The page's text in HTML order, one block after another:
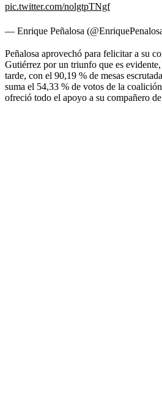
pic.twitter.com/nolgtpTNgf
— Enrique Peñalosa
Peñalosa aprovechó para felicitar a su
Gutiérrez por un triunfo que es evidente,
tarde, con el 90,19 % de mesas
suma el 54,33 % de votos de la
ofreció todo el apoyo a su compañero